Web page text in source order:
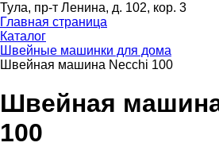
Тула, пр-т Ленина, д. 102, кор. 3
Главная страница
Каталог
Швейные машинки для дома
Швейная машина Necchi 100
Швейная
100